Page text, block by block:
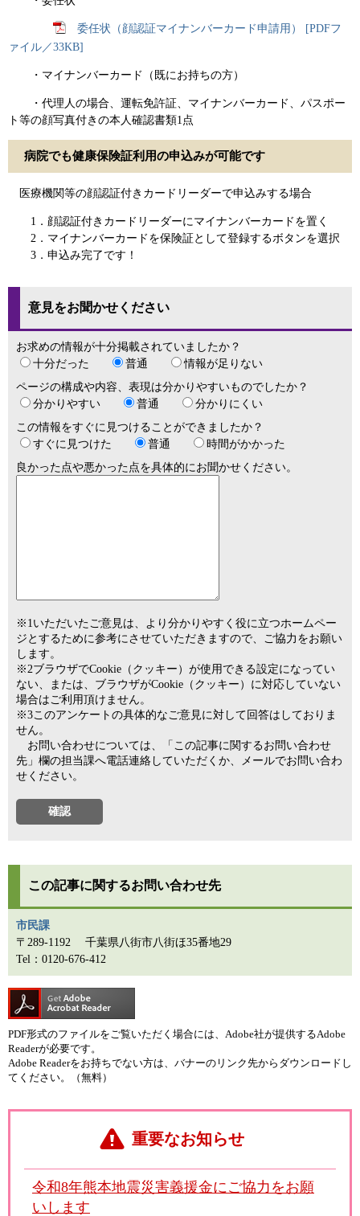
委任状（顔認証マイナンバーカード申請用） [PDFフ
ァイル／33KB]
・マイナンバーカード（既にお持ちの方）
・代理人の場合、運転免許証、マイナンバーカード、パスポー
ト等の顔写真付きの本人確認書類1点
病院でも健康保険証利用の申込みが可能です
医療機関等の顔認証付きカードリーダーで申込みする場合
1．顔認証付きカードリーダーにマイナンバーカードを置く
2．マイナンバーカードを保険証として登録するボタンを選択
3．申込み完了です！
意見をお聞かせください
お求めの情報が十分掲載されていましたか？
十分だった
普通
情報が足りない
ページの構成や内容、表現は分かりやすいものでしたか？
分かりやすい
普通
分かりにくい
この情報をすぐに見つけることができましたか？
すぐに見つけた
普通
時間がかかった
良かった点や悪かった点を具体的にお聞かせください。
※1いただいたご意見は、より分かりやすく役に立つホームペー
ジとするために参考にさせていただきますので、ご協力をお願い
します。
※2ブラウザでCookie（クッキー）が使用できる設定になってい
ない、または、ブラウザがCookie（クッキー）に対応していない
場合はご利用頂けません。
※3このアンケートの具体的なご意見に対して回答はしておりま
せん。
お問い合わせについては、「この記事に関するお問い合わせ
先」欄の担当課へ電話連絡していただくか、メールでお問い合わ
せください。
この記事に関するお問い合わせ先
市民課
〒289-1192
千葉県八街市八街ほ35番地29
Tel：0120-676-412
PDF形式のファイルをご覧いただく場合には、Adobe社が提供するAdobe
Readerが必要です。
Adobe Readerをお持ちでない方は、バナーのリンク先からダウンロードし
てください。（無料）
重要なお知らせ
令和8年熊本地震災害義援金にご協力をお願
いします